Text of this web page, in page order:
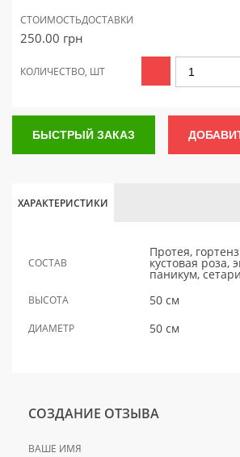
СТОИМОСТЬДОСТАВКИ
250.00 грн
КОЛИЧЕСТВО, ШТ
БЫСТРЫЙ ЗАКАЗ
ХАРАКТЕРИСТИКИ
СОСТАВ
Протея,
кустовая роза,
паникум,
ВЫСОТА 50 см
ДИАМЕТР 50 см
СОЗДАНИЕ ОТЗЫВА
ВАШЕ ИМЯ